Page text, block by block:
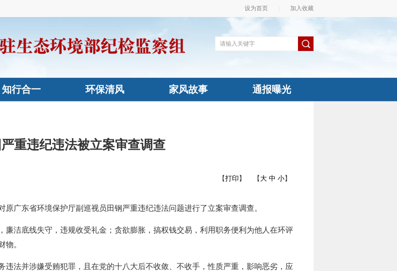
设为首页 加入收藏
知行合一 环保清风 家风故事 通报曝光
重违纪违法被立案审查调查
【 大 中 小】
【打印 】
东省环境保护厅副巡视员田钢严重违纪违法问题进行了立案审查调查。
洁底线失守，违规收受礼金；贪欲膨胀，搞权钱交易，利用职务便利为他人在环评
物。
法并涉嫌受贿犯罪，且在党的十八大后不收敛、不收手，性质严重，影响恶劣，应